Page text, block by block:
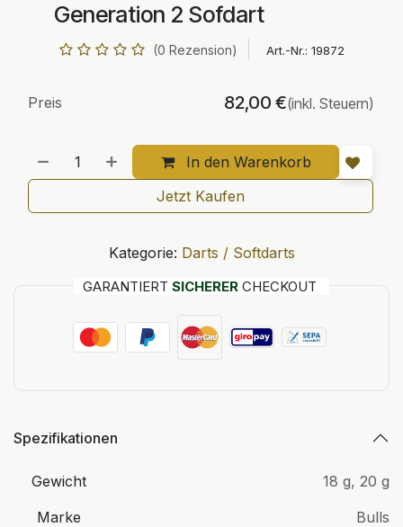
Generation 2 Sofdart
(0 Rezension) Art.-Nr.: 19872
In den Warenkorb
Preis 82,00 €(inkl. Steuern)
Jetzt Kaufen
Kategorie: Darts / Softdarts
GARANTIERT SICHERER CHECKOUT
Spezifikationen
Gewicht 18 g, 20 g
Marke
Bulls